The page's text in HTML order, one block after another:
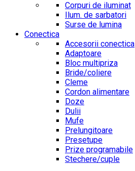
Corpuri de iluminat
Ilum. de sarbatori
Surse de lumina
Conectica
Accesorii conectica
Adaptoare
Bloc multipriza
Bride/coliere
Cleme
Cordon alimentare
Doze
Dulii
Mufe
Prelungitoare
Presetupe
Prize programabile
Stechere/cuple